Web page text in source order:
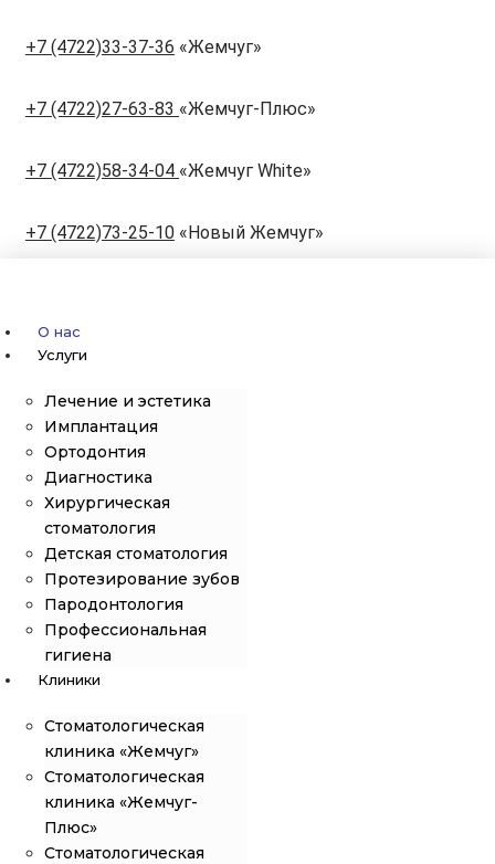
+7 (4722)33-37-36 «Жемчуг»
+7 (4722)27-63-83 «Жемчуг-Плюс»
+7 (4722)58-34-04 «Жемчуг White»
+7 (4722)73-25-10 «Новый Жемчуг»
О нас
Услуги
Лечение и эстетика
Имплантация
Ортодонтия
Диагностика
Хирургическая
стоматология
Детская стоматология
Протезирование зубов
Пародонтология
Профессиональная
гигиена
Клиники
Стоматологическая
клиника «Жемчуг»
Стоматологическая
клиника «Жемчуг-
Плюс»
Стоматологическая